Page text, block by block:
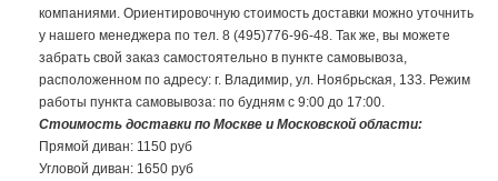
компаниями. Ориентировочную стоимость доставки можно уточнить
у нашего менеджера по тел. 8 (495)776-96-48. Так же, вы можете
забрать свой заказ самостоятельно в пункте самовывоза,
расположенном по адресу: г. Владимир, ул. Ноябрьская, 133. Режим
работы пункта самовывоза: по будням с 9:00 до 17:00.
Стоимость доставки по Москве и Московской области:
Прямой диван: 1150 руб
Угловой диван: 1650 руб